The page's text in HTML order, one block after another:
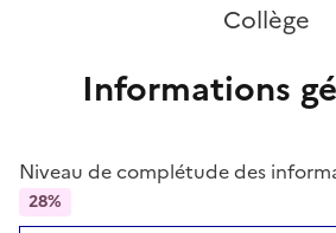
Collège
Informations
Niveau de complétude des
28%